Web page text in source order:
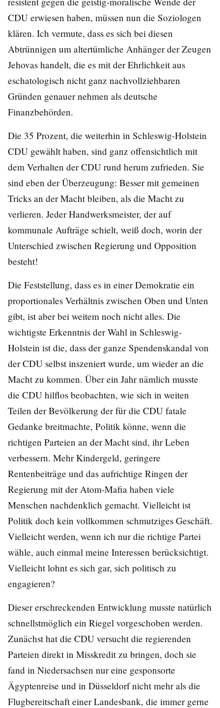
CDU erwiesen haben, müssen nun die Soziologen
klären. Ich vermute, dass es sich bei diesen
Abtrünnigen um altertümliche Anhänger der Zeugen
Jehovas handelt, die es mit der Ehrlichkeit aus
eschatologisch nicht ganz nachvollziehbaren
Gründen genauer nehmen als deutsche
Finanzbehörden.
Die 35 Prozent, die weiterhin in Schleswig-Holstein
CDU gewählt haben, sind ganz offensichtlich mit
dem Verhalten der CDU rund herum zufrieden. Sie
sind eben der Überzeugung: Besser mit gemeinen
Tricks an der Macht bleiben, als die Macht zu
verlieren. Jeder Handwerksmeister, der auf
kommunale Aufträge schielt, weiß doch, worin der
Unterschied zwischen Regierung und Opposition
besteht!
Die Feststellung, dass es in einer Demokratie ein
proportionales Verhältnis zwischen Oben und Unten
gibt, ist aber bei weitem noch nicht alles. Die
wichtigste Erkenntnis der Wahl in Schleswig-
Holstein ist die, dass der ganze Spendenskandal von
der CDU selbst inszeniert wurde, um wieder an die
Macht zu kommen. Über ein Jahr nämlich musste
die CDU hilflos beobachten, wie sich in weiten
Teilen der Bevölkerung der für die CDU fatale
Gedanke breitmachte, Politik könne, wenn die
richtigen Parteien an der Macht sind, ihr Leben
verbessern. Mehr Kindergeld, geringere
Rentenbeiträge und das aufrichtige Ringen der
Regierung mit der Atom-Mafia haben viele
Menschen nachdenklich gemacht. Vielleicht ist
Politik doch kein vollkommen schmutziges Geschäft.
Vielleicht werden, wenn ich nur die richtige Partei
wähle, auch einmal meine Interessen berücksichtigt.
Vielleicht lohnt es sich gar, sich politisch zu
engagieren?
Dieser erschreckenden Entwicklung musste natürlich
schnellstmöglich ein Riegel vorgeschoben werden.
Zunächst hat die CDU versucht die regierenden
Parteien direkt in Misskredit zu bringen, doch sie
fand in Niedersachsen nur eine gesponsorte
Ägyptenreise und in Düsseldorf nicht mehr als die
Flugbereitschaft einer Landesbank, die immer gerne